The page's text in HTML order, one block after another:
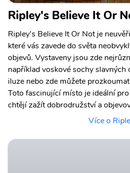
Ripley's Believe It Or
Ripley's Believe It Or Not je
které vás zavede do světa
objevů. Vystaveny jsou zde
například voskové sochy slavných
iluze nebo zde můžete
Toto fascinující místo je ideální
chtějí zažít dobrodružství a
Více o